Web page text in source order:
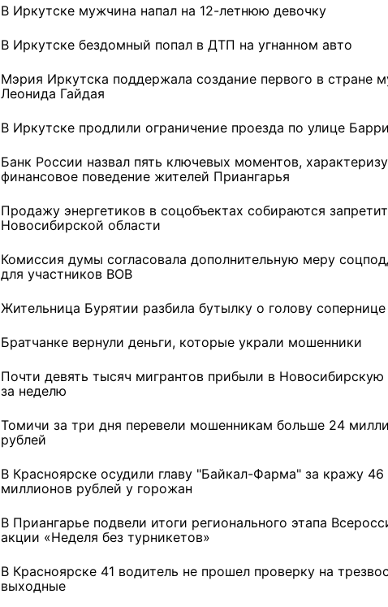
В Иркутске мужчина напал на 12-летнюю девочку
В Иркутске бездомный попал в ДТП на угнанном авто
Мэрия Иркутска поддержала создание первого в стране
Леонида Гайдая
В Иркутске продлили ограничение проезда по улице
Банк России назвал пять ключевых моментов,
финансовое поведение жителей Приангарья
Продажу энергетиков в соцобъектах собираются
Новосибирской области
Комиссия думы согласовала дополнительную меру
для участников ВОВ
Жительница Бурятии разбила бутылку о голову сопернице
Братчанке вернули деньги, которые украли мошенники
Почти девять тысяч мигрантов прибыли в Новосибирскую
за неделю
Томичи за три дня перевели мошенникам больше 24
рублей
В Красноярске осудили главу "Байкал-Фарма" за кражу 46
миллионов рублей у горожан
В Приангарье подвели итоги регионального этапа
акции «Неделя без турникетов»
В Красноярске 41 водитель не прошел проверку на
выходные